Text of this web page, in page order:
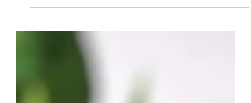
není bezlepkář- ba co víc,...